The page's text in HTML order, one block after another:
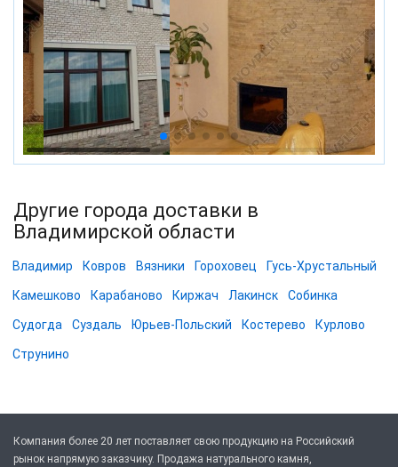
Другие города доставки в
Владимирской области
Владимир Ковров Вязники Гороховец Гусь-Хрустальный
Камешково Карабаново Киржач Лакинск Собинка
Судогда Суздаль Юрьев-Польский Костерево Курлово
Струнино
Компания более 20 лет поставляет свою продукцию на Российский
рынок напрямую заказчику. Продажа натурального камня,